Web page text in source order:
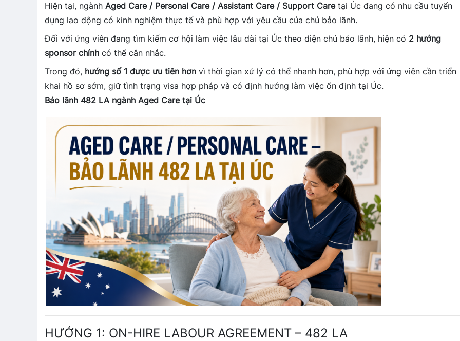
Hiện tại, ngành Aged Care / Personal Care / Assistant Care / Support Caretại Úc đang có nhu cầu tuyển
dụng lao động có kinh nghiệm thực tế và phù hợp với yêu cầu của chủ bảo lãnh.
Đối với ứng viên đang tìm kiếm cơ hội làm việc lâu dài tại Úc theo diện chủ bảo lãnh, hiện có 2 hướng
sponsor chính có thể cân nhắc.
Trong đó, hướng số 1 được ưu tiên hơn vì thời gian xử lý có thể nhanh hơn, phù hợp với ứng viên cần triển
khai hồ sơ sớm, giữ tình trạng visa hợp pháp và có định hướng làm việc ổn định tại Úc.
Bảo lãnh 482 LA ngành Aged Care tại Úc
HƯỚNG 1: ON-HIRE LABOUR AGREEMENT – 482 LA